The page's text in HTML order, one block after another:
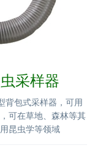
采样器
背包式采样器，可用
可在草地、森林等其
昆虫学等领域